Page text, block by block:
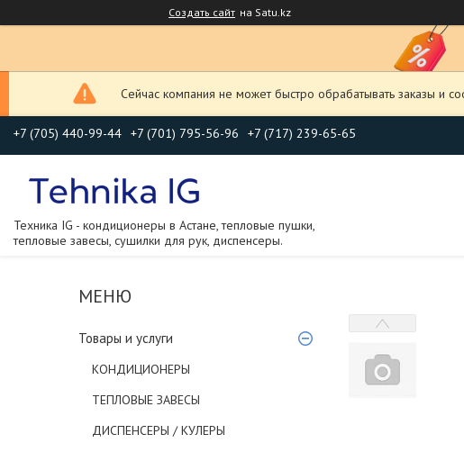
Создать сайт на Satu.kz
Сейчас компания не может быстро обрабатывать заказы и
+7 (705) 440-99-44 +7 (701) 795-56-96 +7 (717) 239-65-65
Техника IG - кондиционеры в Астане, тепловые пушки,
тепловые завесы, сушилки для рук, диспенсеры.
Товары и услуги
КОНДИЦИОНЕРЫ
ТЕПЛОВЫЕ ЗАВЕСЫ
ДИСПЕНСЕРЫ / КУЛЕРЫ